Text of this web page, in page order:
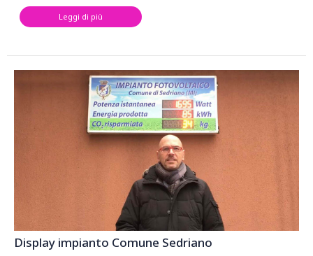
Leggi di più
Display impianto Comune Sedriano